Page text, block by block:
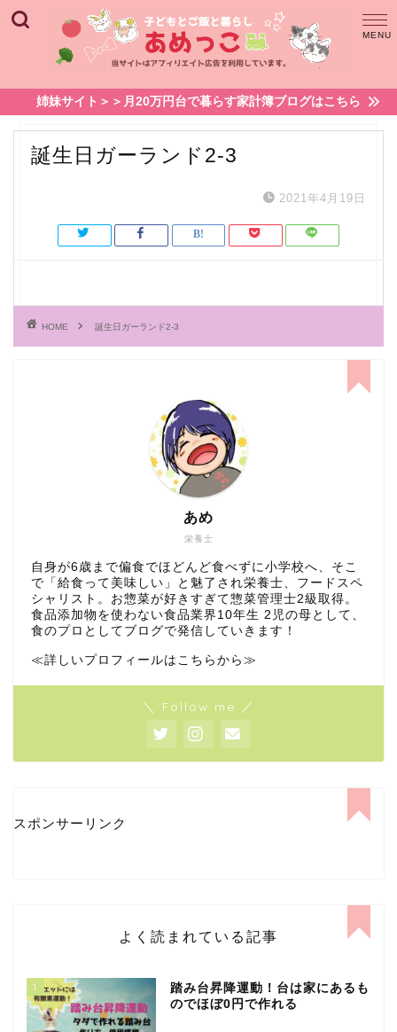
姉妹サイト＞＞月20万円台で暮らす家計簿ブログはこちら
誕生日ガーランド2-3
2021年4月19日
HOME 誕生日ガーランド2-3
栄養士
あめ
自身が6歳まで偏食でほどんど食べずに小学校へ、そこ
で「給食って美味しい」と魅了され栄養士、フードスペ
シャリスト。お惣菜が好きすぎて惣菜管理士2級取得。
食品添加物を使わない食品業界10年生 2児の母として、
食のプロとしてブログで発信していきます！
≪詳しいプロフィールはこちらから≫
＼ Follow me ／
スポンサーリンク
よく読まれている記事
1
踏み台昇降運動！台は家にあるも
のでほぼ0円で作れる